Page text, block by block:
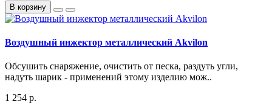
В корзину
Воздушный инжектор металлический Akvilon
Обсушить снаряжение, очистить от песка, раздуть угли,
надуть шарик - применений этому изделию мож..
1 254 р.